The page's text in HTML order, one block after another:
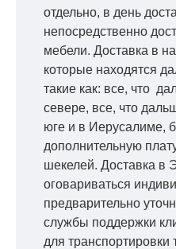
отдельно, в день
непосредственно
мебели. Доставка в
которые находятся
такие как: все, что
севере, все, что
юге и в Иерусалиме,
дополнительную
шекелей. Доставка в
оговариваться
предварительно
службы поддержки
для транспортировки